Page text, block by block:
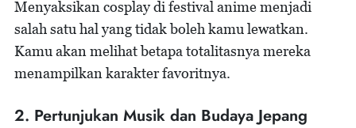
Menyaksikan cosplay di festival anime menjadi
salah satu hal yang tidak boleh kamu lewatkan.
Kamu akan melihat betapa totalitasnya mereka
menampilkan karakter favoritnya.
2. Pertunjukan Musik dan Budaya Jepang